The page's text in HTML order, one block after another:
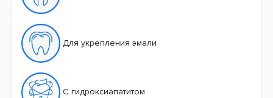
Для укрепления эмали
С гидроксиапатитом